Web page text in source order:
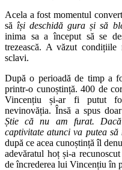
Acela a fost momentul
săîși deschidă gura și să
inima sa a început să se
trezească. A văzut
sclavi.
După o perioadă de timp a
printr-o cunoștință. 400 de
Vincențiu și-ar fi putut
nevinovăția. Însă a spus
Știe că nu am furat.
captivitate atunci va putea să
după ce acea cunoștință îl
adevăratul hoț și-a
de încrederea lui Vincențiu în